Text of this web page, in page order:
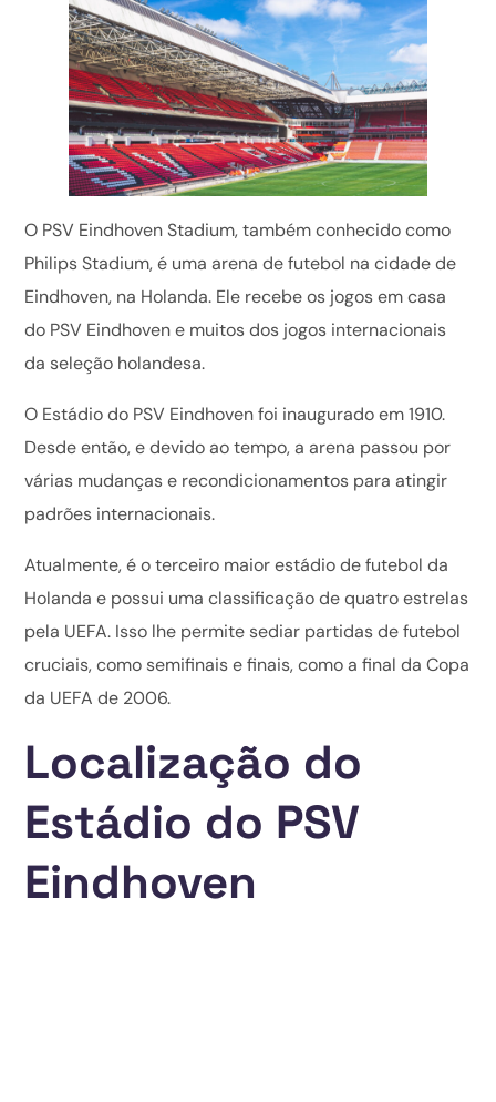
O PSV Eindhoven Stadium, também conhecido como
Philips Stadium, é uma arena de futebol na cidade de
Eindhoven, na Holanda. Ele recebe os jogos em casa
do PSV Eindhoven e muitos dos jogos internacionais
da seleção holandesa.
O Estádio do PSV Eindhoven foi inaugurado em 1910.
Desde então, e devido ao tempo, a arena passou por
várias mudanças e recondicionamentos para atingir
padrões internacionais.
Atualmente, é o terceiro maior estádio de futebol da
Holanda e possui uma classificação de quatro estrelas
pela UEFA. Isso lhe permite sediar partidas de futebol
cruciais, como semifinais e finais, como a final da Copa
da UEFA de 2006.
Localização do
Estádio do PSV
Eindhoven